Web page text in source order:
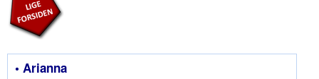
• Arianna